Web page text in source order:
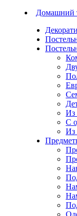
Домашний
Из
С
Из